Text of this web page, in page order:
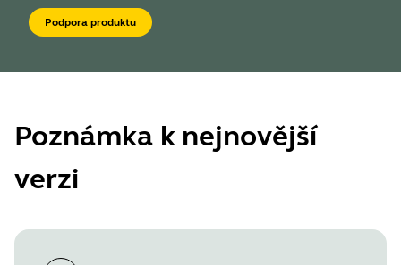
Podpora produktu
Poznámka k nejnovější
verzi